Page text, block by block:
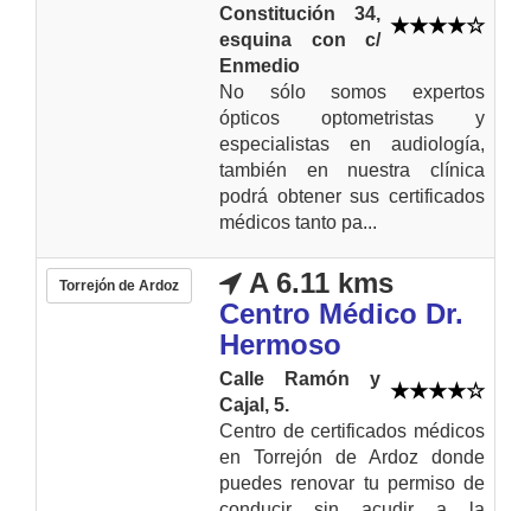
Constitución 34,
esquina con c/
Enmedio
No sólo somos expertos
ópticos optometristas y
especialistas en audiología,
también en nuestra clínica
podrá obtener sus certificados
médicos tanto pa...
Torrejón de Ardoz
A 6.11 kms
Centro Médico Dr.
Hermoso
Calle Ramón y
Cajal, 5.
Centro de certificados médicos
en Torrejón de Ardoz donde
puedes renovar tu permiso de